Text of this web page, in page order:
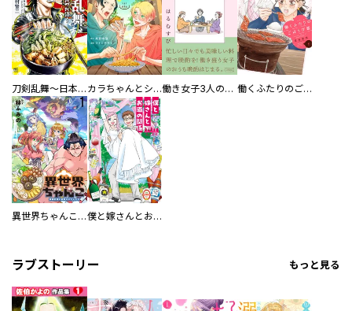
刀剣乱舞～日本号つれづれ酒～ カラちゃんとシトーさんと、 【分冊版】 働き女子3人のおうち晩酌 働くふたりのごほうび飯
異世界ちゃんこ～横綱目前に召喚されたんだが～ 【連載版】 僕と嫁さんとお酒の関係
ラブストーリー もっと見る